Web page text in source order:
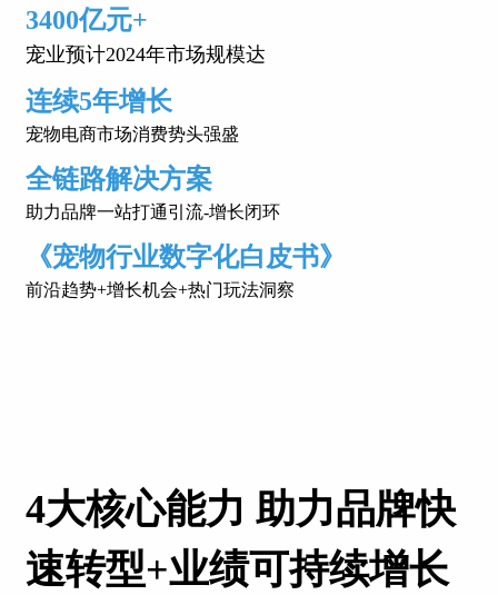
3400亿元+
宠业预计2024年市场规模达
连续5年增长
宠物电商市场消费势头强盛
全链路解决方案
助力品牌一站打通引流-增长闭环
《宠物行业数字化白皮书》
前沿趋势+增长机会+热门玩法洞察
4大核心能力 助力品牌快
速转型+业绩可持续增长